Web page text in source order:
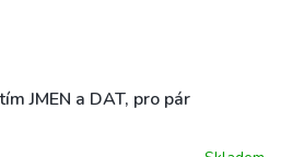
JMEN a DAT, pro pár